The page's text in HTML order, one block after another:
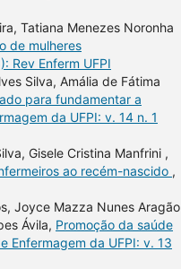
Tatiana Menezes Noronha
de mulheres
Rev Enferm UFPI
Silva, Amália de Fátima
para fundamentar a
da UFPI: v. 14 n. 1
Gisele Cristina Manfrini ,
ao recém-nascido ,
Joyce Mazza Nunes Aragão
Ávila, Promoção da saúde
Enfermagem da UFPI: v. 13